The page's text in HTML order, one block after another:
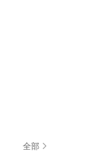
全部